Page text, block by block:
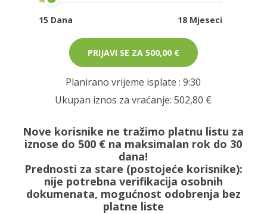
15 Dana 18 Mjeseci
PRIJAVI SE ZA 500,00 €
Planirano vrijeme isplate: 9:30
Ukupan iznos za vraćanje:502,80 €
Nove korisnike ne tražimo platnu listu za
iznose do 500 € na maksimalan rok do 30
dana!
Prednosti za stare (postojeće korisnike):
nije potrebna verifikacija osobnih
dokumenata, mogućnost odobrenja bez
platne liste